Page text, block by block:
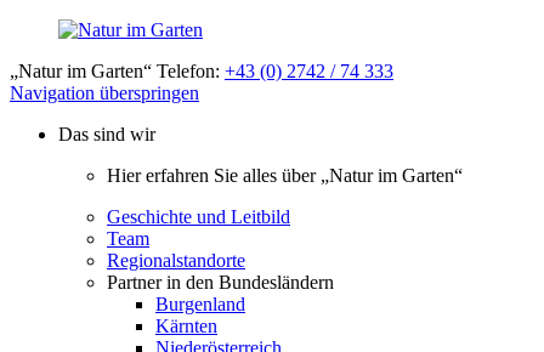
„Natur im Garten“ Telefon: +43 (0) 2742 / 74 333
Navigation überspringen
Das sind wir
Hier erfahren Sie alles über „Natur im Garten“
Geschichte und Leitbild
Team
Regionalstandorte
Partner in den Bundesländern
Burgenland
Kärnten
Niederösterreich